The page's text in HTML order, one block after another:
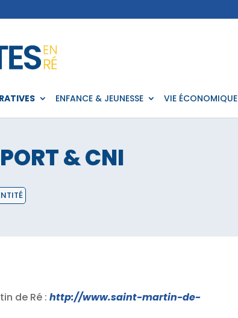
ENFANCE & JEUNESSE VIE ÉCONOMIQUE
& CNI
de Ré :http://www.saint-martin-de-